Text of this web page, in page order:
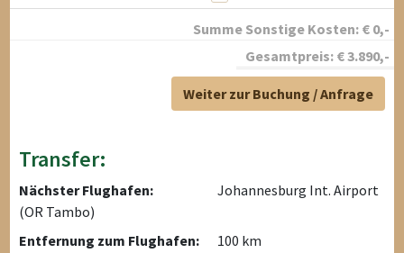
Summe Sonstige Kosten: € 0,-
Gesamtpreis: €3.890,-
Weiter zur Buchung / Anfrage
Transfer:
Nächster Flughafen:
Johannesburg Int. Airport
(OR Tambo)
Entfernung zum Flughafen:
100 km